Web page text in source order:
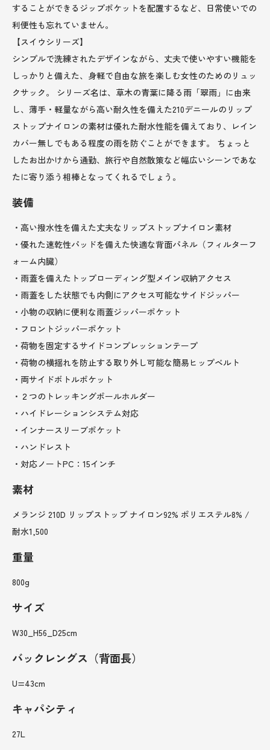
することができるジップポケットを配置するなど、日常使いでの
利便性も忘れていません。
【スイウシリーズ】
シンプルで洗練されたデザインながら、丈夫で使いやすい機能を
しっかりと備えた、身軽で自由な旅を楽しむ女性のためのリュッ
クサック。 シリーズ名は、草木の青葉に降る雨「翠雨」に由来
し、薄手・軽量ながら高い耐久性を備えた210デニールのリップ
ストップナイロンの素材は優れた耐水性能を備えており、レイン
カバー無しでもある程度の雨を防ぐことができます。 ちょっと
したお出かけから通勤、旅行や自然散策など幅広いシーンであな
たに寄り添う相棒となってくれるでしょう。
装備
・高い撥水性を備えた丈夫なリップストップナイロン素材
・優れた速乾性パッドを備えた快適な背面パネル（フィルターフ
ォーム内臓）
・雨蓋を備えたトップローディング型メイン収納アクセス
・雨蓋をした状態でも内側にアクセス可能なサイドジッパー
・小物の収納に便利な雨蓋ジッパーポケット
・フロントジッパーポケット
・荷物を固定するサイドコンプレッションテープ
・荷物の横揺れを防止する取り外し可能な簡易ヒップベルト
・両サイドボトルポケット
・２つのトレッキングポールホルダー
・ハイドレーションシステム対応
・インナースリーブポケット
・ハンドレスト
・対応ノートPC：15インチ
素材
メランジ 210D リップストップ ナイロン92% ポリエステル8% /
耐水1,500
重量
800g
サイズ
W30_H56_D25cm
バックレングス（背面長）
U=43cm
キャパシティ
27L